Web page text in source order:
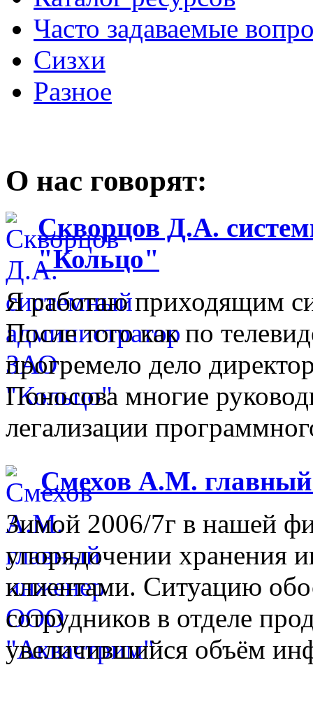
Часто задаваемые
Сизхи
Разное
О нас говорят:
Скворцов Д.А.
"Кольцо"
Я работаю приходящим
После того как по
прогремело дело
Поносова многие
легализации
Смехов А.М.
Зимой 2006/7г в нашей
упорядочении хранения
клиентами. Ситуацию
сотрудников в отделе
увеличившийся объём